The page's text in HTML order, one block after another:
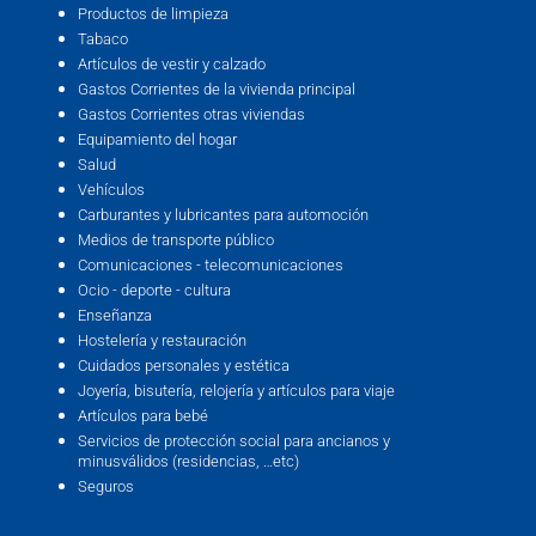
Productos de limpieza
Tabaco
Artículos de vestir y calzado
Gastos Corrientes de la vivienda principal
Gastos Corrientes otras viviendas
Equipamiento del hogar
Salud
Vehículos
Carburantes y lubricantes para automoción
Medios de transporte público
Comunicaciones - telecomunicaciones
Ocio - deporte - cultura
Enseñanza
Hostelería y restauración
Cuidados personales y estética
Joyería, bisutería, relojería y artículos para viaje
Artículos para bebé
Servicios de protección social para ancianos y
minusválidos (residencias, …etc)
Seguros